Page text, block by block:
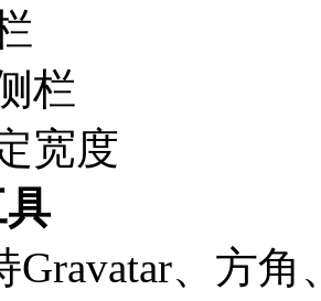
栏
宽度
Gravatar、方